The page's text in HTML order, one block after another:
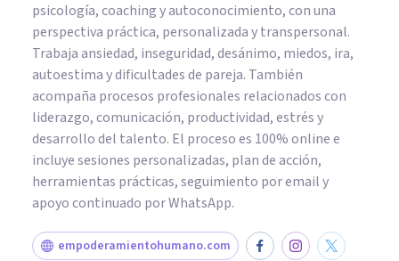
psicología, coaching y autoconocimiento, con una
perspectiva práctica, personalizada y transpersonal.
Trabaja ansiedad, inseguridad, desánimo, miedos, ira,
autoestima y dificultades de pareja. También
acompaña procesos profesionales relacionados con
liderazgo, comunicación, productividad, estrés y
desarrollo del talento. El proceso es 100% online e
incluye sesiones personalizadas, plan de acción,
herramientas prácticas, seguimiento por email y
apoyo continuado por WhatsApp.
empoderamientohumano.com